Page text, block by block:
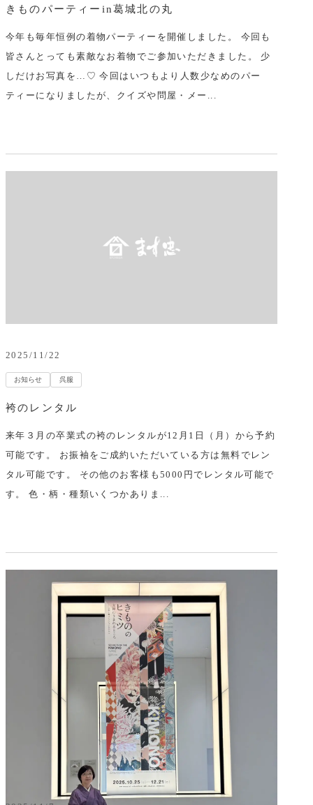
きものパーティーin葛城北の丸
今年も毎年恒例の着物パーティーを開催しました。 今回も
皆さんとっても素敵なお着物でご参加いただきました。 少
しだけお写真を…♡ 今回はいつもより人数少なめのパー
ティーになりましたが、クイズや問屋・メー...
2025/11/22
お知らせ 呉服
袴のレンタル
来年３月の卒業式の袴のレンタルが12月1日（月）から予約
可能です。 お振袖をご成約いただいている方は無料でレン
タル可能です。 その他のお客様も5000円でレンタル可能で
す。 色・柄・種類いくつかありま...